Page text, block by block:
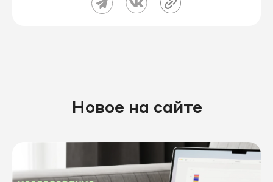
Новое на сайте